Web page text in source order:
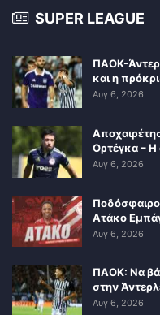
SUPER LEAGUE
ΠΑΟΚ-
και η
Αυγ 6, 2026
Ορτέγκα –
Αυγ 6, 2026
Ατάκο
Αυγ 6, 2026
ΠΑΟΚ: Να
στην
Αυγ 6, 2026